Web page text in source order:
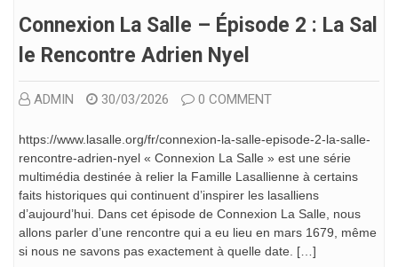
Connexion La Salle – Épisode 2 : La Sal
Le Rencontre Adrien Nyel
ADMIN 30/03/2026 0 COMMENT
https://www.lasalle.org/fr/connexion-la-salle-episode-2-la-salle-
rencontre-adrien-nyel « Connexion La Salle » est une série
multimédia destinée à relier la Famille Lasallienne à certains
faits historiques qui continuent d’inspirer les lasalliens
d’aujourd’hui. Dans cet épisode de Connexion La Salle, nous
allons parler d’une rencontre qui a eu lieu en mars 1679, même
si nous ne savons pas exactement à quelle date. […]